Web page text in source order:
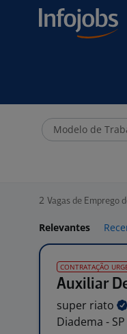
Modelo de
2 Vagas de Emprego
Relevantes
CONTRATAÇÃO
Auxiliar
super riato
Diadema - SP